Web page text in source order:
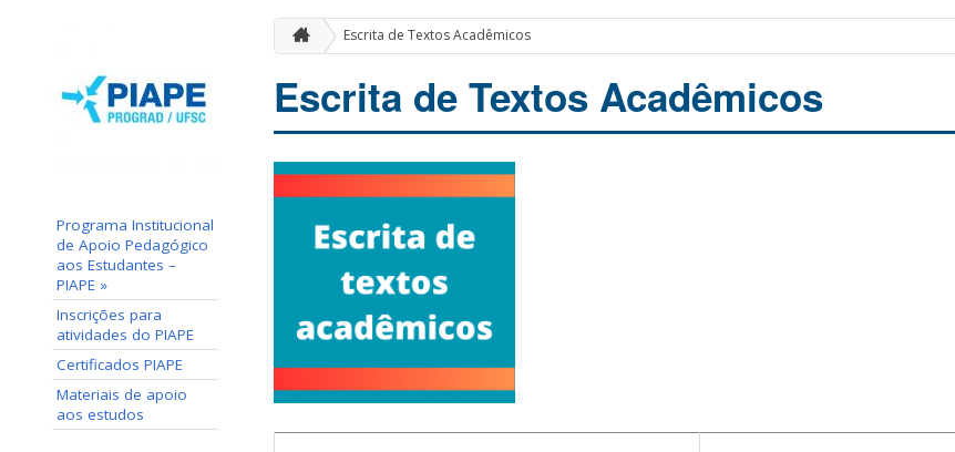
Programa Institucional
de Apoio Pedagógico
aos Estudantes –
PIAPE »
Inscrições para
atividades do PIAPE
Certificados PIAPE
Materiais de apoio
aos estudos
Escrita de Textos Acadêmicos
Escrita de Textos Acadêmicos